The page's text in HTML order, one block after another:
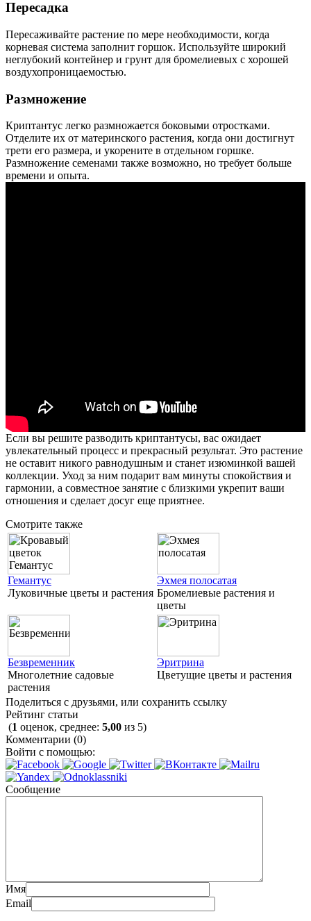
Пересадка
Пересаживайте растение по мере необходимости, когда
корневая система заполнит горшок. Используйте широкий
неглубокий контейнер и грунт для бромелиевых с хорошей
воздухопроницаемостью.
Размножение
Криптантус легко размножается боковыми отростками.
Отделите их от материнского растения, когда они достигнут
трети его размера, и укорените в отдельном горшке.
Размножение семенами также возможно, но требует больше
времени и опыта.
Если вы решите разводить криптантусы, вас ожидает
увлекательный процесс и прекрасный результат. Это растение
не оставит никого равнодушным и станет изюминкой вашей
коллекции. Уход за ним подарит вам минуты спокойствия и
гармонии, а совместное занятие с близкими укрепит ваши
отношения и сделает досуг еще приятнее.
Смотрите также
Гемантус
Луковичные цветы и растения
Эхмея полосатая
Бромелиевые растения и
цветы
Безвременник
Многолетние садовые
растения
Эритрина
Цветущие цветы и растения
Поделиться с друзьями, или сохранить ссылку
Рейтинг статьи
(1 оценок, среднее: 5,00 из 5)
Комментарии (0)
Войти с помощью:
Сообщение
Имя
Email